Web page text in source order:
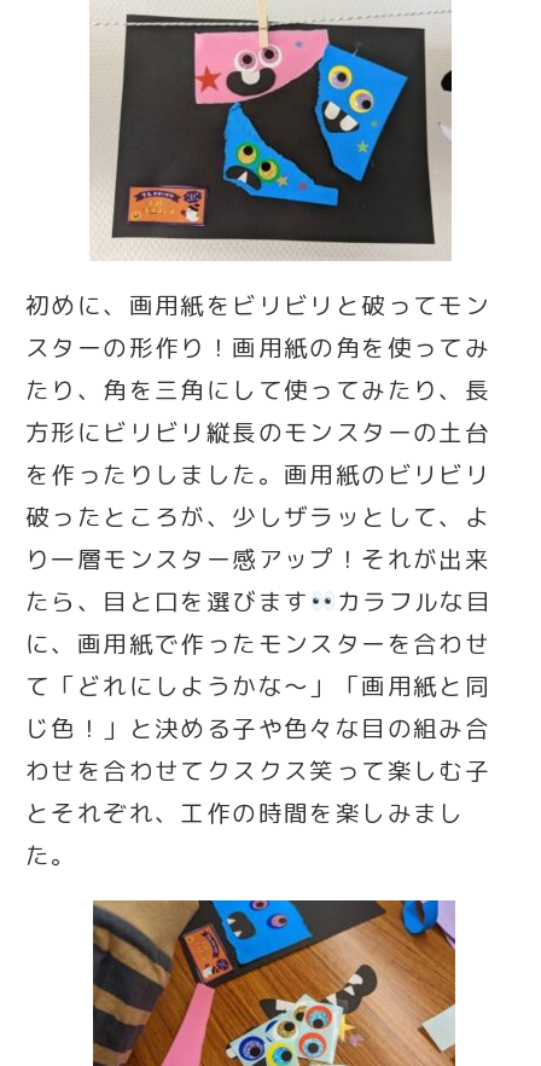
初めに、画用紙をビリビリと破ってモン
スターの形作り！画用紙の角を使ってみ
たり、角を三角にして使ってみたり、長
方形にビリビリ縦長のモンスターの土台
を作ったりしました。画用紙のビリビリ
破ったところが、少しザラッとして、よ
り一層モンスター感アップ！それが出来
たら、目と口を選びます
カラフルな目
に、画用紙で作ったモンスターを合わせ
て「どれにしようかな～」「画用紙と同
じ色！」と決める子や色々な目の組み合
わせを合わせてクスクス笑って楽しむ子
とそれぞれ、工作の時間を楽しみまし
た。